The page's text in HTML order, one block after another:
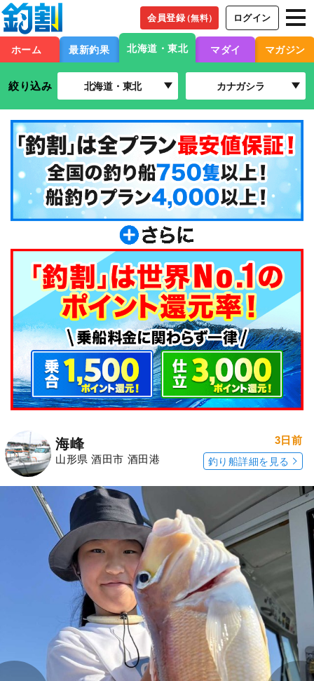
会員登録（無料） ログイン
ホーム 最新釣果 北海道・東北 マダイ マガジン
絞り込み 北海道・東北 カナガシラ
海峰
山形県 酒田市 酒田港
3日前
釣り船詳細を見る